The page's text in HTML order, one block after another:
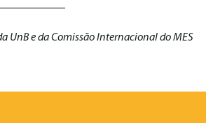
UnB e da Comissão Internacional do MES